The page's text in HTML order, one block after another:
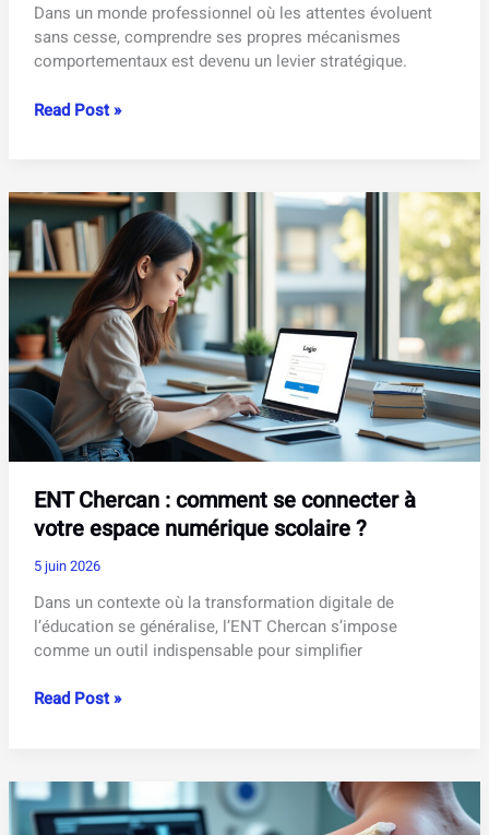
Dans un monde professionnel où les attentes évoluent
sans cesse, comprendre ses propres mécanismes
comportementaux est devenu un levier stratégique.
Test
:
guide
complet
pour
mieux
vous
connaître
Read Post »
ENT Chercan : comment se connecter à
votre espace numérique scolaire ?
5 juin 2026
Dans un contexte où la transformation digitale de
l’éducation se généralise, l’ENT Chercan s’impose
comme un outil indispensable pour simplifier
ENT
se
connecter
Read Post »